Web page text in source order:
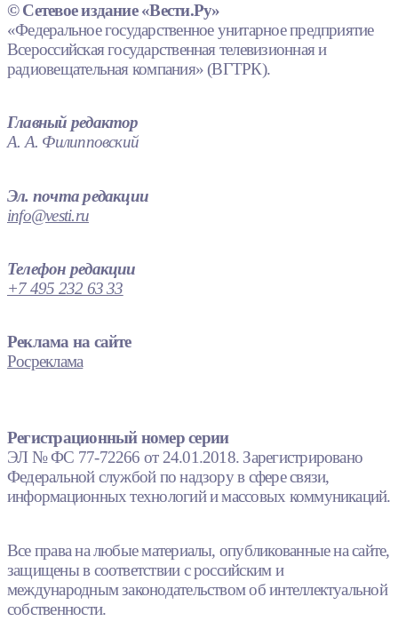
© Сетевое издание «Вести.Ру»
«Федеральное государственное унитарное предприятие
Всероссийская государственная телевизионная и
радиовещательная компания» (ВГТРК).
Главный редактор
А. А. Филипповский
Эл. почта редакции
info@vesti.ru
Телефон редакции
+7 495 232 63 33
Реклама на сайте
Росреклама
Регистрационный номер серии
ЭЛ № ФС 77-72266 от 24.01.2018. Зарегистрировано
Федеральной службой по надзору в сфере связи,
информационных технологий и массовых коммуникаций.
Все права на любые материалы, опубликованные на сайте,
защищены в соответствии с российским и
международным законодательством об интеллектуальной
собственности.